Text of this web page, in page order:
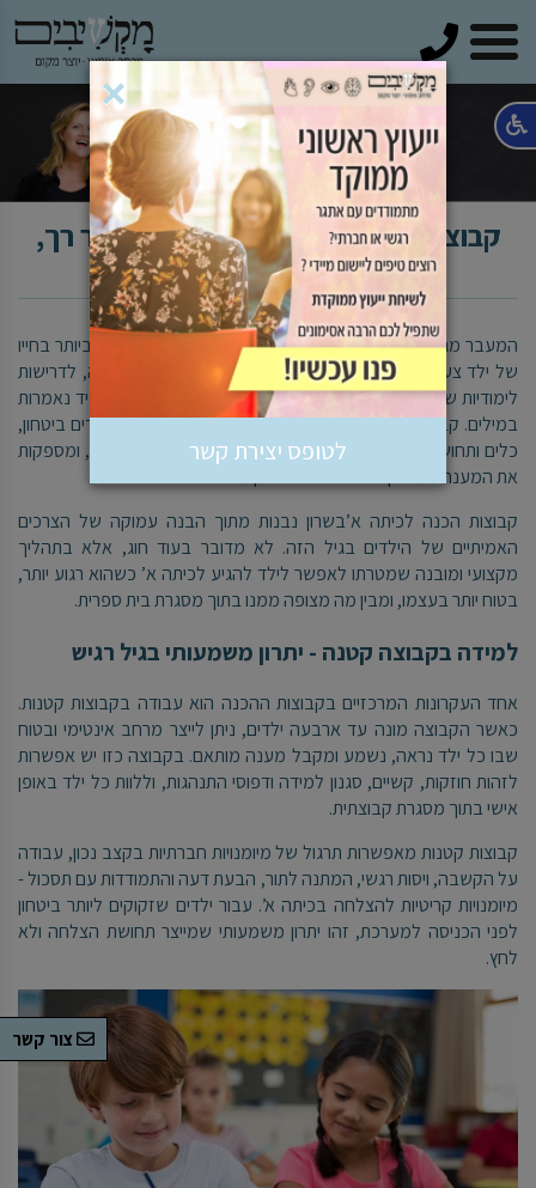
קבוצות הכנה לכיתה א’ בשרון - מעבר רך,
בטוח ומקצועי לבית הספר
המעבר מגן חובה לכיתה א’ הוא אחד המעברים המשמעותיים ביותר בחייו
של ילד צעיר. זהו שלב שבו נדרשת הסתגלות למערכת חדשה, לדרישות
לימודיות שונות, למסגרת חברתית רחבה יותר ולציפיות שלא תמיד נאמרות
במילים. קבוצות ההכנה לכיתה א’ של מקשיבים מעניקות לילדים ביטחון,
כלים ותחושת מוכנות
לא רק לימודית אלא גם רגשית וחברתית, ומספקות
את המענה המדויק שהורים רבים בשרון מחפשים
קבוצות הכנה לכיתה א’בשרון נבנות מתוך הבנה עמוקה של הצרכים
האמיתיים של הילדים בגיל הזה. לא מדובר בעוד חוג, אלא בתהליך
מקצועי ומובנה שמטרתו לאפשר לילד להגיע לכיתה א’ כשהוא רגוע יותר,
בטוח יותר בעצמו, ומבין מה מצופה ממנו בתוך מסגרת בית ספרית.
למידה בקבוצה קטנה - יתרון משמעותי בגיל רגיש
אחד העקרונות המרכזיים בקבוצות ההכנה הוא עבודה בקבוצות קטנות.
כאשר הקבוצה מונה עד ארבעה ילדים, ניתן לייצר מרחב אינטימי ובטוח
שבו כל ילד נראה, נשמע ומקבל מענה מותאם. בקבוצה כזו יש אפשרות
לזהות חוזקות, קשיים, סגנון למידה ודפוסי התנהגות, וללוות כל ילד באופן
אישי בתוך מסגרת קבוצתית.
קבוצות קטנות מאפשרות תרגול של מיומנויות חברתיות בקצב נכון, עבודה
על הקשבה, ויסות רגשי, המתנה לתור, הבעת דעה והתמודדות עם תסכול -
מיומנויות קריטיות להצלחה בכיתה א’. עבור ילדים שזקוקים ליותר ביטחון
לפני הכניסה למערכת, זהו יתרון משמעותי שמייצר תחושת הצלחה ולא
לחץ.
צור קשר
×
לטופס יצירת קשר